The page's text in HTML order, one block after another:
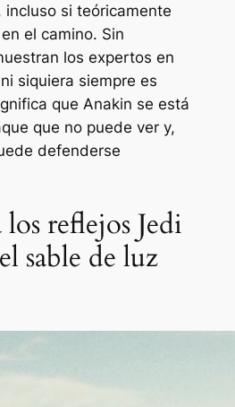
incluso si teóricamente
el camino. Sin
los expertos en
siquiera siempre es
que Anakin se está
que no puede ver y,
defenderse
reflejos Jedi
sable de luz